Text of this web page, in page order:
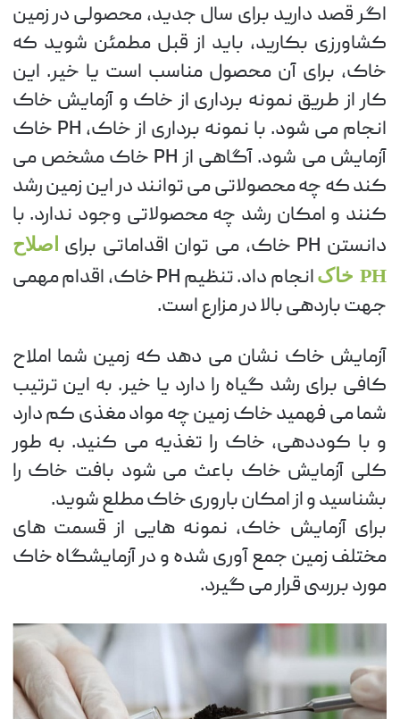
اگر قصد دارید برای سال جدید، محصولی در زمین
کشاورزی بکارید، باید از قبل مطمئن شوید که
خاک، برای آن محصول مناسب است یا خیر. این
کار از طریق نمونه برداری از خاک و آزمایش خاک
انجام می شود. با نمونه برداری از خاک، PH خاک
آزمایش می شود. آگاهی از PH خاک مشخص می
کند که چه محصولاتی می توانند در این زمین رشد
کنند و امکان رشد چه محصولاتی وجود ندارد. با
دانستن PH خاک، می توان اقداماتی برای
اصلاح
PH خاک
انجام داد. تنظیم PH خاک، اقدام مهمی
جهت باردهی بالا در مزارع است.
آزمایش خاک نشان می دهد که زمین شما املاح
کافی برای رشد گیاه را دارد یا خیر. به این ترتیب
شما می فهمید خاک زمین چه مواد مغذی کم دارد
و با کوددهی، خاک را تغذیه می کنید. به طور
کلی آزمایش خاک باعث می شود بافت خاک را
بشناسید و از امکان باروری خاک مطلع شوید.
برای آزمایش خاک، نمونه هایی از قسمت های
مختلف زمین جمع آوری شده و در آزمایشگاه خاک
مورد بررسی قرار می گیرد.